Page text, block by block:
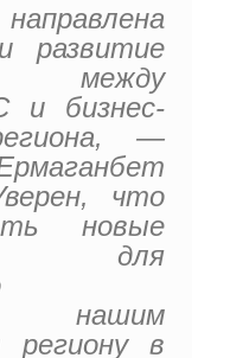
развитие
между
и бизнес-
—
что
новые
для
нашим
региону в